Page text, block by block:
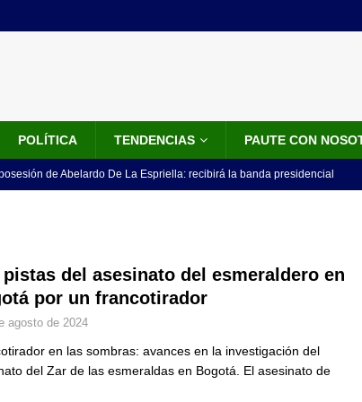
POLÍTICA TENDENCIAS PAUTE CON
de Abelardo De La Espriella: recibirá la banda presidencial
LO ÚLTIMO
de la banda presidencial que portará Abelardo De La
de un sastre colombiano reconocido en el mundo
Fiscalía amplía investigación por presunto lavado de activos y
pistas del asesinato del esmeraldero en
por un francotirador
agosto de 2024
en las sombras: avances en la investigación del
del Zar de las esmeraldas en Bogotá. El asesinato de